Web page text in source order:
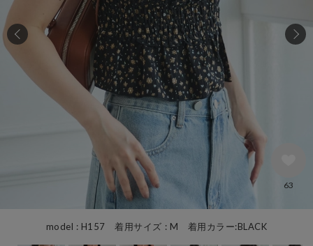
model : H157 着用サイズ : M 着用カラー:BLACK
63